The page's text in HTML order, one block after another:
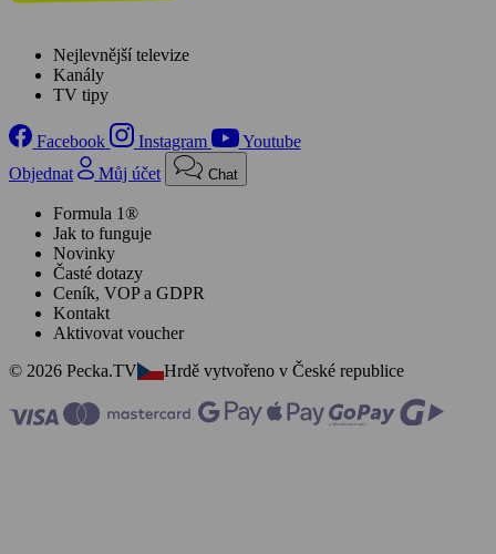
Nejlevnější televize
Kanály
TV tipy
Facebook Instagram
Youtube
Objednat
Můj účet Chat
Formula 1®
Jak to funguje
Novinky
Časté dotazy
Ceník, VOP a GDPR
Kontakt
Aktivovat voucher
© 2026 Pecka.TV
Hrdě vytvořeno v České republice